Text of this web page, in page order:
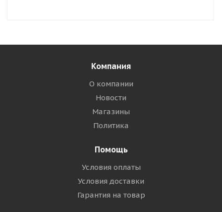
Компания
О компании
Новости
Магазины
Политика
Помощь
Условия оплаты
Условия доставки
Гарантия на товар